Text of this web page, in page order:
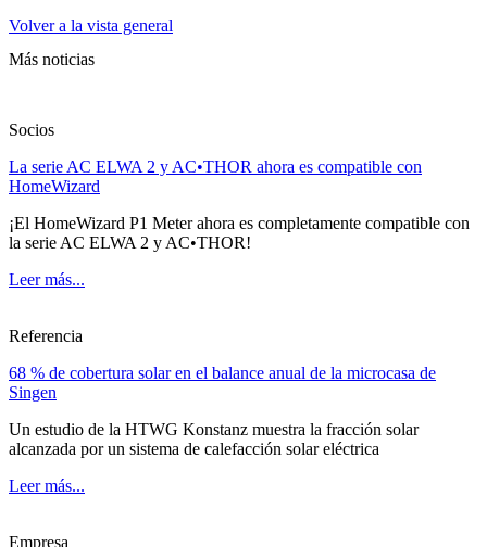
Volver a la vista general
Más noticias
Socios
La serie AC ELWA 2 y AC•THOR ahora es compatible con
HomeWizard
¡El HomeWizard P1 Meter ahora es completamente compatible con
la serie AC ELWA 2 y AC•THOR!
Leer más...
Referencia
68 % de cobertura solar en el balance anual de la microcasa de
Singen
Un estudio de la HTWG Konstanz muestra la fracción solar
alcanzada por un sistema de calefacción solar eléctrica
Leer más...
Empresa